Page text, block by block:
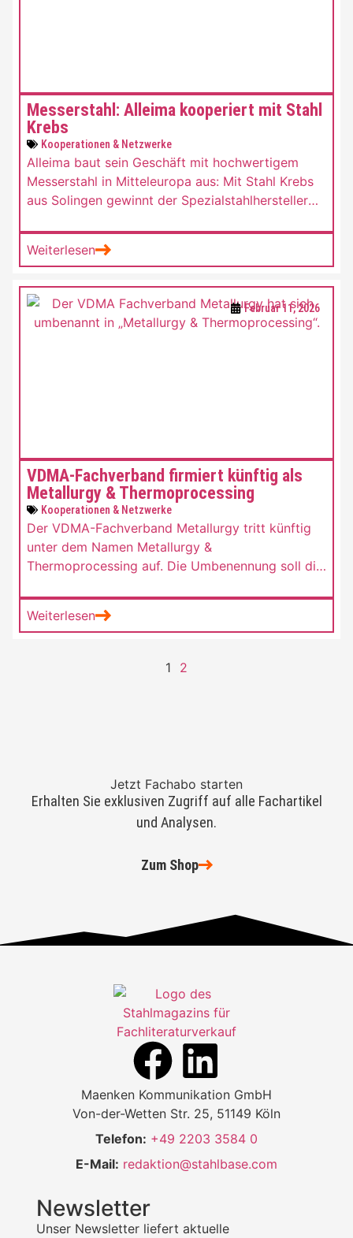
Messerstahl: Alleima kooperiert mit Stahl
Krebs
Kooperationen & Netzwerke
Alleima baut sein Geschäft mit hochwertigem
Messerstahl in Mitteleuropa aus: Mit Stahl Krebs
aus Solingen gewinnt der Spezialstahlhersteller
Wurzeln in der deutschen Schneidwarenindustrie.
Ziel ist eine bessere regionale Verfügbarkeit von
Weiterlesen
Februar 11, 2026
VDMA-Fachverband firmiert künftig als
Metallurgy & Thermoprocessing
Kooperationen & Netzwerke
Der VDMA-Fachverband Metallurgy tritt künftig
unter dem Namen Metallurgy &
Thermoprocessing auf. Die Umbenennung soll die
insbesondere die Thermoprozesstechnik
sichtbarer machen – ohne Änderungen an Struktur
Weiterlesen
1 2
Jetzt Fachabo starten
Erhalten Sie exklusiven Zugriff auf alle Fachartikel
und Analysen.
Zum Shop
Newsletter
Unser Newsletter liefert aktuelle
Maenken Kommunikation GmbH
Von-der-Wetten Str. 25, 51149 Köln
Telefon: +49 2203 3584 0
E-Mail: redaktion@stahlbase.com